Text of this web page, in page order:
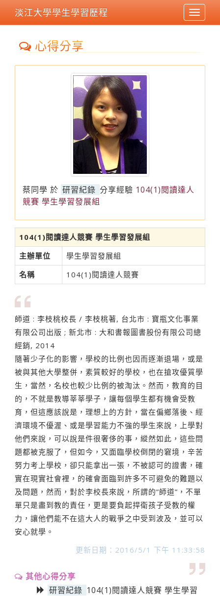
Toggle
淡江大學學生學習歷程
心得分享
蔡同學 於 研習紀錄 分享經驗 104(1)閱讀達人
競賽 學生學習發展組
104(1)閱讀達人競賽 學生學習發展組
主辦單位
學生學習發展組
名稱
104(1)閱讀達人競賽
師道 : 李枝桃校長 / 李枝桃著, 台北市 : 寶瓶文化事業
有限公司出版 ; 新北市 : 大和書報圖書股份有限公司總
經銷, 2014
隨著少子化的影響，學校的比例也因而逐漸退場，或是
被與其他大學整併，素質較好的學校，也在搶攻優質學
生，當然，名校也較少比例的被淘汰。然而，教育的目
的，不就是教導莘莘學子，讓每個學生都有機會受教
育，但這應該說是，理想上的方針，當在偏鄉落後、經
濟環境不優渥、或是學習能力不強的學生來說，上學對
他們來說，可以說是件很奢侈的事，縱然如此，這些問
題都被克服了，但如今，又面臨學校倒閉的窘境，辛苦
努力考上學校，卻只能拿出一張，不被認可的證書，確
實在現實社會裡，的確會面臨到許多不可避免的難題以
及問題，然而，對於李校長來說，所謂的”師道”，不單
單只是盡到教的責任，更是要負起捍衛孩子受教的權
力，讓他們能不在這大人的戰爭之中受到波及，並可以
安心就學。
更新日期：2016/5/1 下午 11:33:58
其他心得分享
研習紀錄 104(1)閱讀達人競賽 學生學習